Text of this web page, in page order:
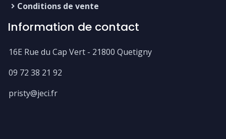
Conditions de vente
Information de contact
16E Rue du Cap Vert - 21800 Quetigny
09 72 38 21 92
pristy@jeci.fr